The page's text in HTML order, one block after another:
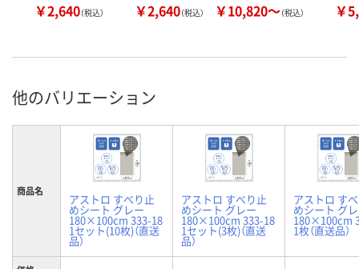
￥2,640（税込） ￥2,640（税込） ￥10,820～（税込） ￥
他のバリエーション
商品名
アストロ すべり止
めシート グレー
180×100cm 333-18
1セット(10枚)（直送
品）
アストロ すべり止
めシート グレー
180×100cm 333-18
1セット(3枚)（直送
品）
アストロ す
めシート グ
180×100cm
1枚（直送品）